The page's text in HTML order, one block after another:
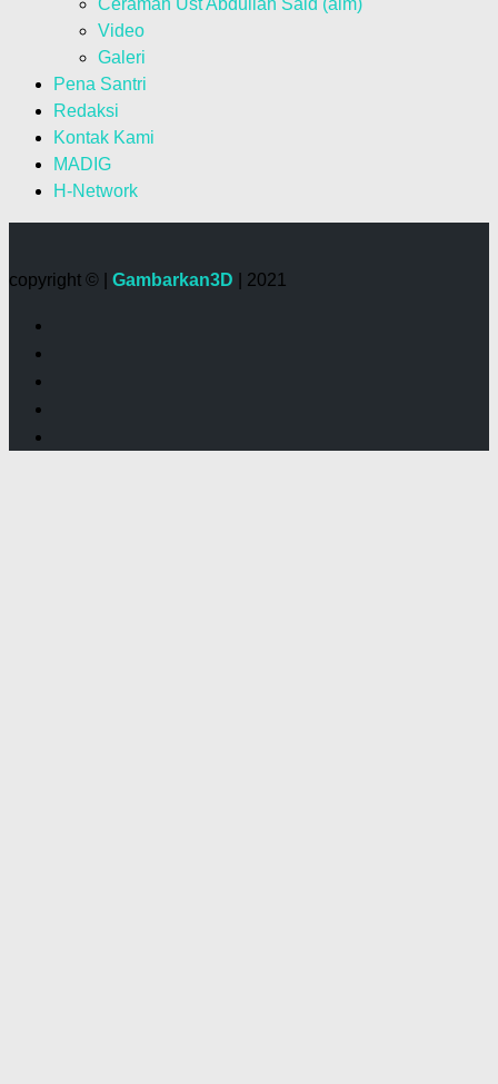
Ceramah Ust Abdullah Said (alm)
Video
Galeri
Pena Santri
Redaksi
Kontak Kami
MADIG
H-Network
copyright © | Gambarkan3D | 2021